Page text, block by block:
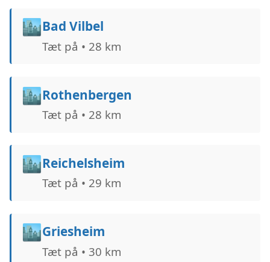
🏙️Bad Vilbel
Tæt på • 28 km
🏙️Rothenbergen
Tæt på • 28 km
🏙️Reichelsheim
Tæt på • 29 km
🏙️Griesheim
Tæt på • 30 km